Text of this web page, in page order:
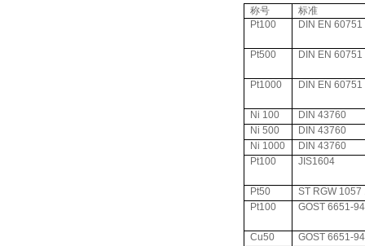
称号
标准
Pt100
DIN EN 60751
Pt500 DIN EN 60751
Pt1000 DIN EN 60751
Ni 100
DIN 43760
Ni 500
DIN 43760
Ni 1000
DIN 43760
Pt100
JIS1604
Pt50
ST RGW 1057
Pt100
GOST 6651-
Cu50
GOST 6651-